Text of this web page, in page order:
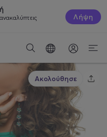
Λήψη
Ακολούθησε